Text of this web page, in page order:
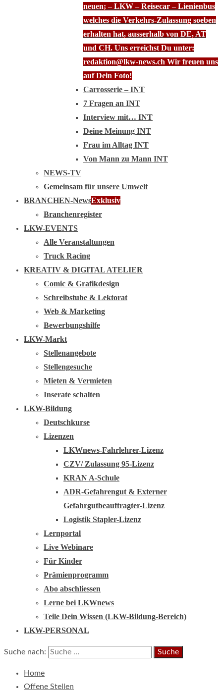
neuen; – LKW – Reisecar – Lienienbus
welches die Verkehrs-Zulassung soeben
erhalten hat, ausserhalb von DE, AT
und CH. Uns erreichst Du unter:
redaktion@lkw-news.ch Wir freuen uns
auf Dein Foto!
Carrosserie – INT
7 Fragen an INT
Interview mit… INT
Deine Meinung INT
Frau im Alltag INT
Von Mann zu Mann INT
NEWS-TV
Gemeinsam für unsere Umwelt
BRANCHEN-NewsExklusiv
Branchenregister
LKW-EVENTS
Alle Veranstaltungen
Truck Racing
KREATIV & DIGITAL ATELIER
Comic & Grafikdesign
Schreibstube & Lektorat
Web & Marketing
Bewerbungshilfe
LKW-Markt
Stellenangebote
Stellengesuche
Mieten & Vermieten
Inserate schalten
LKW-Bildung
Deutschkurse
Lizenzen
LKWnews-Fahrlehrer-Lizenz
CZV/ Zulassung 95-Lizenz
KRAN A-Schule
ADR-Gefahrengut & Externer
Gefahrgutbeauftragter-Lizenz
Logistik Stapler-Lizenz
Lernportal
Live Webinare
Für Kinder
Prämienprogramm
Abo abschliessen
Lerne bei LKWnews
Teile Dein Wissen (LKW-Bildung-Bereich)
LKW-PERSONAL
Suche nach:
Home
Offene Stellen